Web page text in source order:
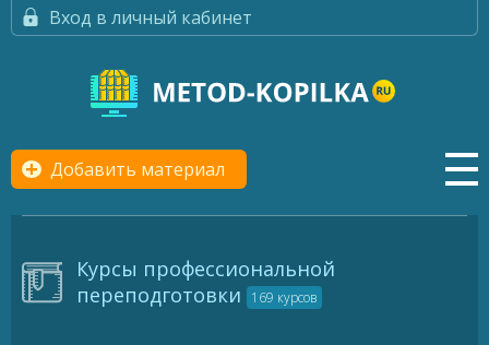
Вход в личный кабинет
Добавить материал
Курсы профессиональной
переподготовки
169 курсов